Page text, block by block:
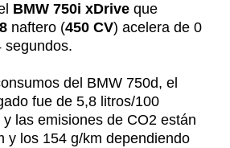
BMW 750i xDrive que
naftero (450 CV) acelera de 0
segundos.
del BMW 750d, el
fue de 5,8 litros/100
las emisiones de CO2 están
y los 154 g/km dependiendo